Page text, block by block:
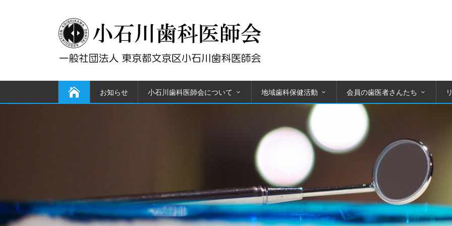
お知らせ 小石川歯科医師会について 地域歯科保健活動 会員の歯医者さんたち